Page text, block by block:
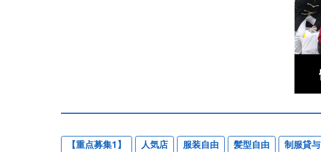
【重点募集1】 人気店 服装自由 髪型自由 制服貸与